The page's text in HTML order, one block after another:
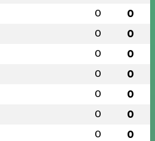
0 0
0 0
0 0
0 0
0 0
0 0
0 0